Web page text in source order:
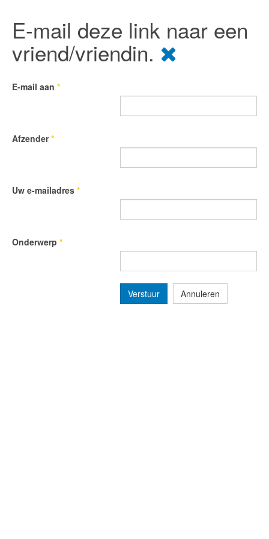
E-mail deze link naar een
vriend/vriendin.
E-mail aan *
Afzender*
Uw e-mailadres *
Onderwerp *
Verstuur Annuleren